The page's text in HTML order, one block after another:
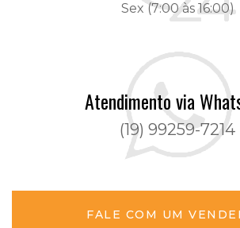
Sex (7:00 às 16:00)
Atendimento via
(19) 99259-7214
FALE COM UM